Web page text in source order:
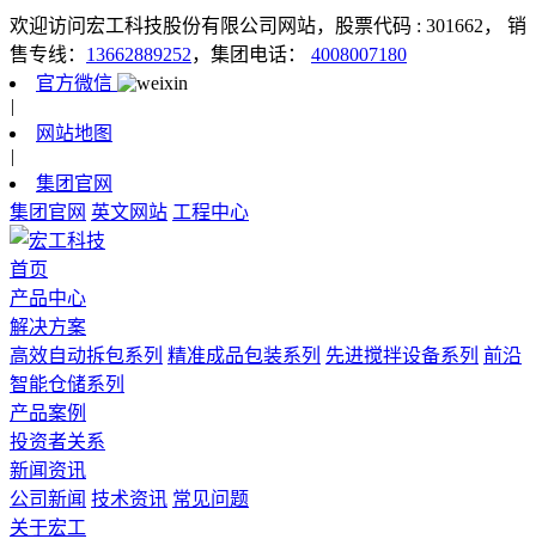
欢迎访问宏工科技股份有限公司网站，股票代码 : 301662，
销
售专线： 13662889252，集团电话： 4008007180
官方微信
|
网站地图
|
集团官网
集团官网 英文网站 工程中心
首页
产品中心
解决方案
高效自动拆包系列 精准成品包装系列 先进搅拌设备系列 前沿
智能仓储系列
产品案例
投资者关系
新闻资讯
公司新闻 技术资讯 常见问题
关于宏工